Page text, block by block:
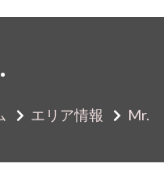
エリア情報 Mr.